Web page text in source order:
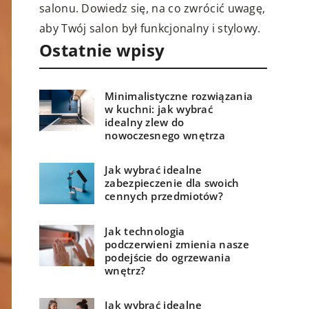
miejscem wyjątkowym i pełnym
charakteru.
Ostatnie wpisy
Minimalistyczne rozwiązania
w kuchni: jak wybrać
idealny zlew do
nowoczesnego wnętrza
Jak wybrać idealne
zabezpieczenie dla swoich
cennych przedmiotów?
Jak technologia
podczerwieni zmienia nasze
podejście do ogrzewania
wnętrz?
Jak wybrać idealne